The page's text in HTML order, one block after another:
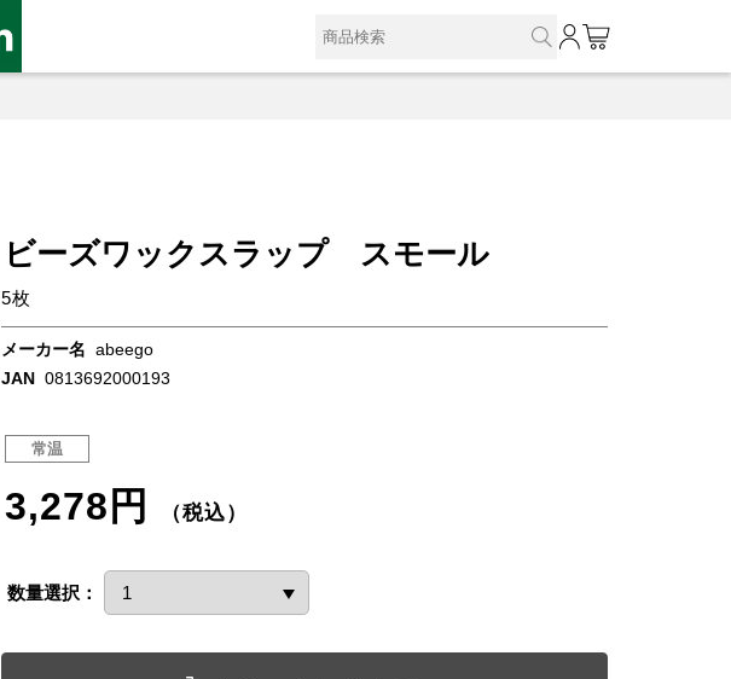
ビーズワックスラップ スモール
5枚
メーカー名 abeego
JAN 0813692000193
常温
3,278円 （税込）
数量選択：